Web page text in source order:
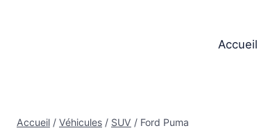
Accueil
Accueil / Véhicules / SUV / Ford Puma